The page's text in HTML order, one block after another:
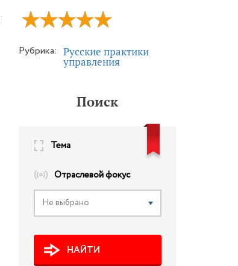
Рубрика: Русские практики
управления
Поиск
Тема
Отраслевой фокус
Не выбрано
НАЙТИ